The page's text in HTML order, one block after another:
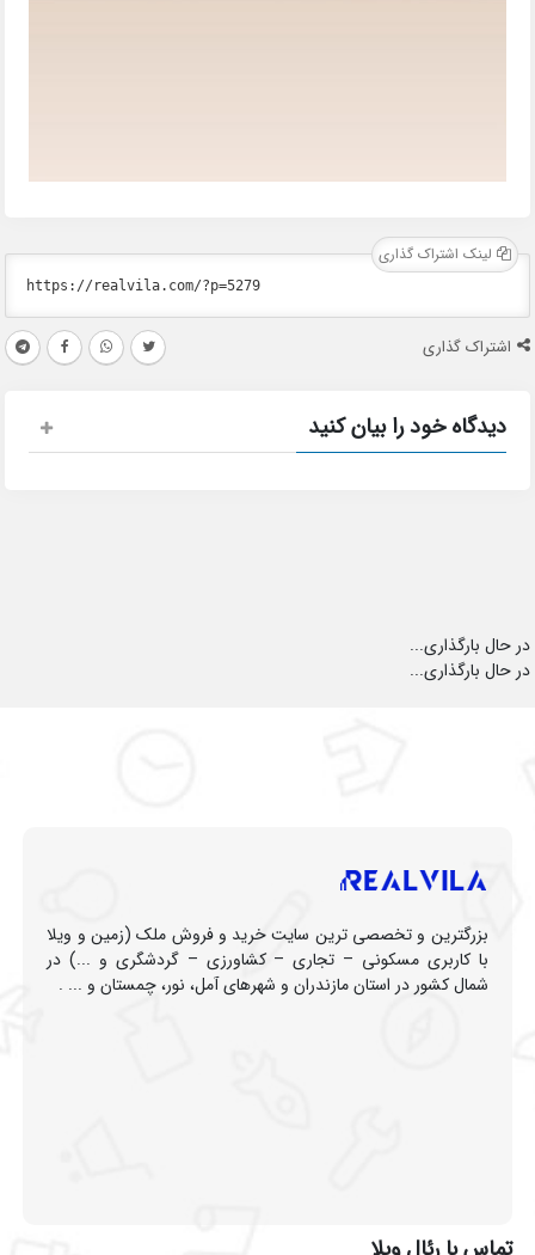
لینک اشتراک گذاری
اشتراک گذاری
دیدگاه خود را بیان کنید
در حال بارگذاری...
در حال بارگذاری...
بزرگترین و تخصصی ترین سایت خرید و فروش ملک (زمین و ویلا
با کاربری مسکونی – تجاری – کشاورزی – گردشگری و ...) در
شمال کشور در استان مازندران و شهرهای آمل، نور، چمستان و ... .